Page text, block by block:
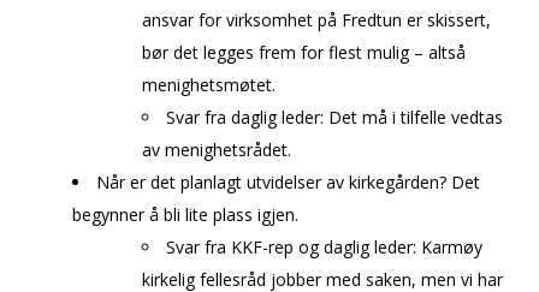
ansvar for virksomhet på Fredtun er skissert,
bør det legges frem for flest mulig – altså
menighetsmøtet.
Svar fra daglig leder: Det må i tilfelle vedtas
av menighetsrådet.
Når er det planlagt utvidelser av kirkegården? Det
begynner å bli lite plass igjen.
Svar fra KKF-rep og daglig leder: Karmøy
kirkelig fellesråd jobber med saken, men vi har